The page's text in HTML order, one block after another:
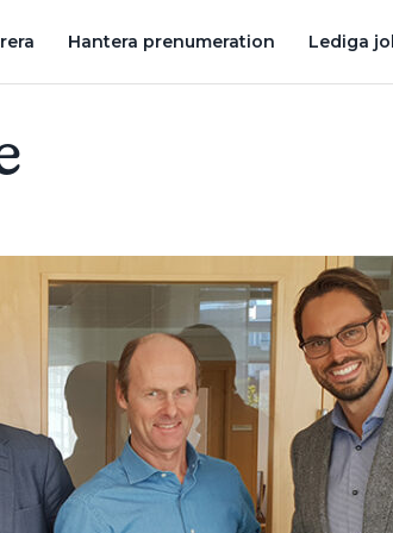
Hantera prenumeration Lediga
EFFEKTIVA” GRUNDAREN TILLBAKA SOM